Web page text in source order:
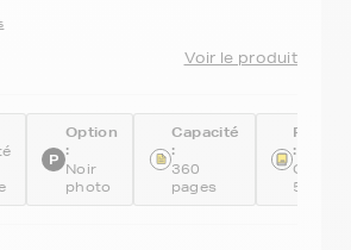
Voir le produit
Option
:
Noir
photo
Capacité
:
360
pages
: